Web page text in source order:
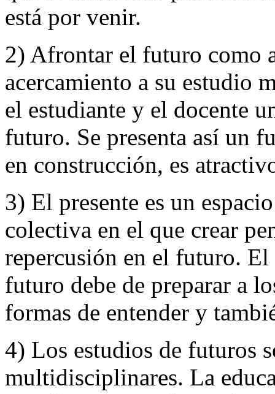
está por venir.
2) Afrontar el futuro como
acercamiento a su estudio
el estudiante y el docente
futuro. Se presenta así un
en construcción, es
3) El presente es un
colectiva en el que crear
repercusión en el futuro.
futuro debe de preparar a
formas de entender y
4) Los estudios de futuros
multidisciplinares. La